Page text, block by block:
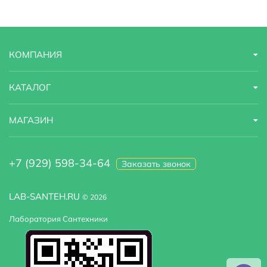
Наличие крыши
Тропический (верхний) душ
LAB-SANTEH.RU © 2026
Лаборатория Сантехники
КОМПАНИЯ
КАТАЛОГ
МАГАЗИН
+7 (929) 598-34-64 Заказать звонок